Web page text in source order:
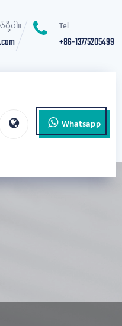
ပါ။ Tel
+86-13775205499
Whatsapp